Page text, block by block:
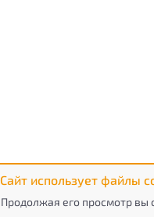
Сайт использует файлы
Продолжая его просмотр вы